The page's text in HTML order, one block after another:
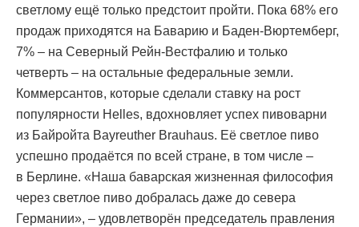
светлому ещё только предстоит пройти. Пока 68% его
продаж приходятся на Баварию и Баден-Вюртемберг,
7% – на Северный Рейн-Вестфалию и только
четверть – на остальные федеральные земли.
Коммерсантов, которые сделали ставку на рост
популярности Helles, вдохновляет успех пивоварни
из Байройта Bayreuther Brauhaus. Её светлое пиво
успешно продаётся по всей стране, в том числе –
в Берлине. «Наша баварская жизненная философия
через светлое пиво добралась даже до севера
Германии», – удовлетворён председатель правления